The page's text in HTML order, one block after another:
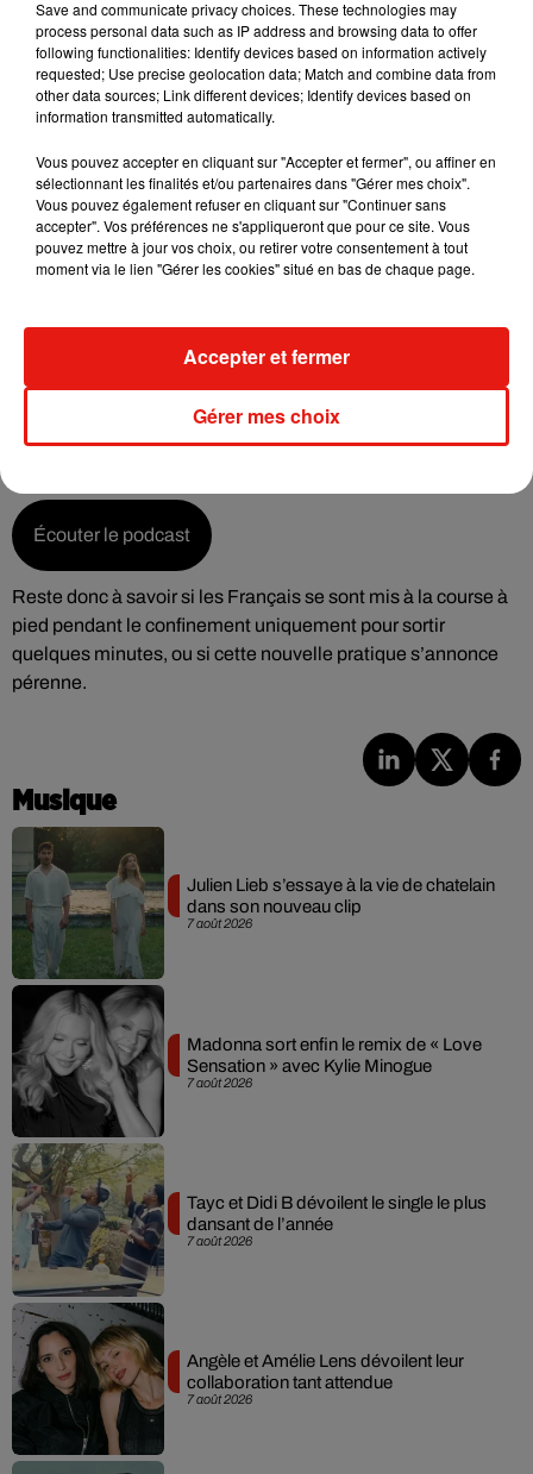
aux clubs de vivre, à des associations caritatives de
récupérer des fonds, etc. Et pour les collectivités, c’est le
dynamisme d’une ville qui ne va pas s’afficher. »
Écouter le podcast
Un "running-boom" à la rentrée ?
« Les coureurs ont envie de se retrouver entre amis,
« On peut s’attendre à une espèce de running-boom,
Écouter le podcast
Reste donc à savoir si les Français se sont mis à la course à
pied pendant le confinement uniquement pour sortir
quelques minutes, ou si cette nouvelle pratique s’annonce
pérenne.
Musique
7 août 2026
Julien Lieb s’essaye à la vie de chatelain
dans son nouveau clip
7 août 2026
Madonna sort enfin le remix de « Love
Sensation » avec Kylie Minogue
7 août 2026
Tayc et Didi B dévoilent le single le plus
dansant de l’année
7 août 2026
Angèle et Amélie Lens dévoilent leur
collaboration tant attendue
Save and communicate privacy choices. These technologies may
process personal data such as IP address and browsing data to offer
following functionalities: Identify devices based on information actively
requested; Use precise geolocation data; Match and combine data from
other data sources; Link different devices; Identify devices based on
information transmitted automatically.
Vous pouvez accepter en cliquant sur "Accepter et fermer", ou affiner en
sélectionnant les finalités et/ou partenaires dans "Gérer mes choix".
Vous pouvez également refuser en cliquant sur "Continuer sans
accepter". Vos préférences ne s'appliqueront que pour ce site. Vous
pouvez mettre à jour vos choix, ou retirer votre consentement à tout
moment via le lien "Gérer les cookies" situé en bas de chaque page.
Gérer mes choix
Accepter et fermer